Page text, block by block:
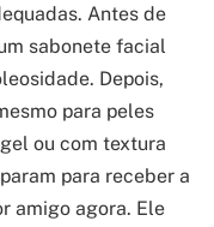
Antes de
sabonete facial
Depois,
para peles
ou com textura
para receber a
amigo agora. Ele